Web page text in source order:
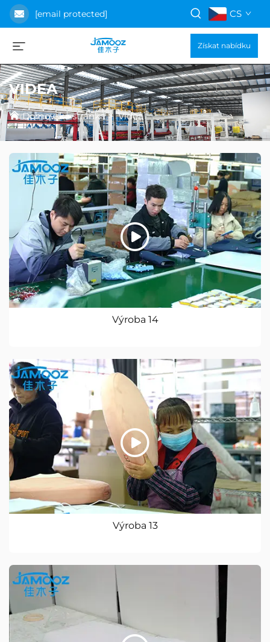
[email protected] CS
Získat nabídku
VIDEA
Domovská stránka>Videa
Výroba 14
Výroba 13